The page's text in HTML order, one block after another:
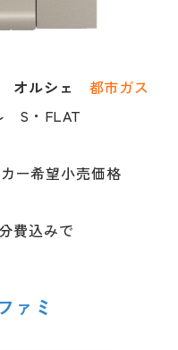
オルシェ
都市ガス
S・FLAT
ー希望小売価格
費込みで
ァミ